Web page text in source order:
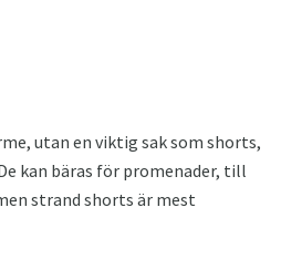
utan en viktig sak som shorts,
kan bäras för promenader, till
strand shorts är mest